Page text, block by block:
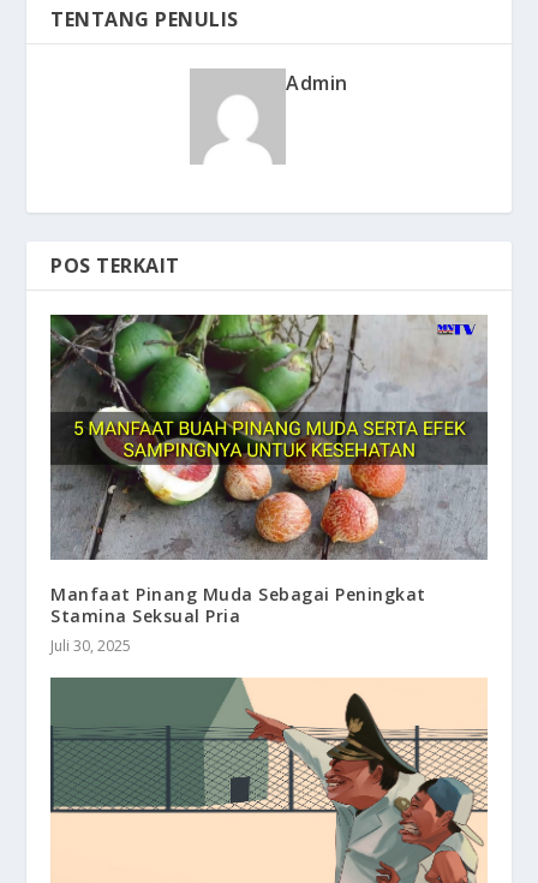
TENTANG PENULIS
Admin
POS TERKAIT
Manfaat Pinang Muda Sebagai Peningkat
Stamina Seksual Pria
Juli 30, 2025